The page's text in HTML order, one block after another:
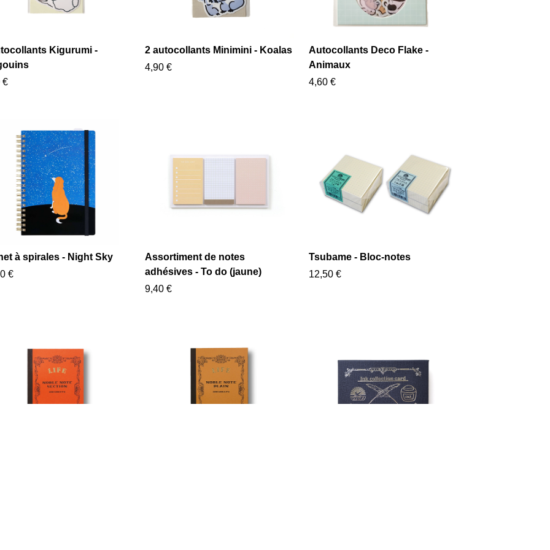
Kigurumi -
€
2 autocollants Minimini - Koalas
4,90 €
Autocollants Deco Flake -
Animaux
4,60 €
à spirales - Night Sky
€
Assortiment de notes
adhésives - To do (jaune)
9,40 €
Tsubame - Bloc-notes
12,50 €